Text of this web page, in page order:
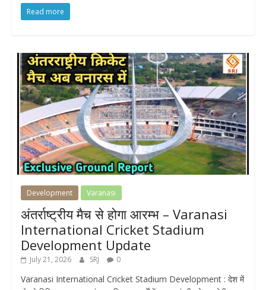
Read more
Development Varanasi
अंतर्राष्ट्रीय मैच से होगा आरम्भ – Varanasi
International Cricket Stadium
Development Update
July 21, 2026 SRJ 0
Varanasi International Cricket Stadium Development : देश में